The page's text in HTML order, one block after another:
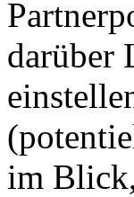
darüber
im